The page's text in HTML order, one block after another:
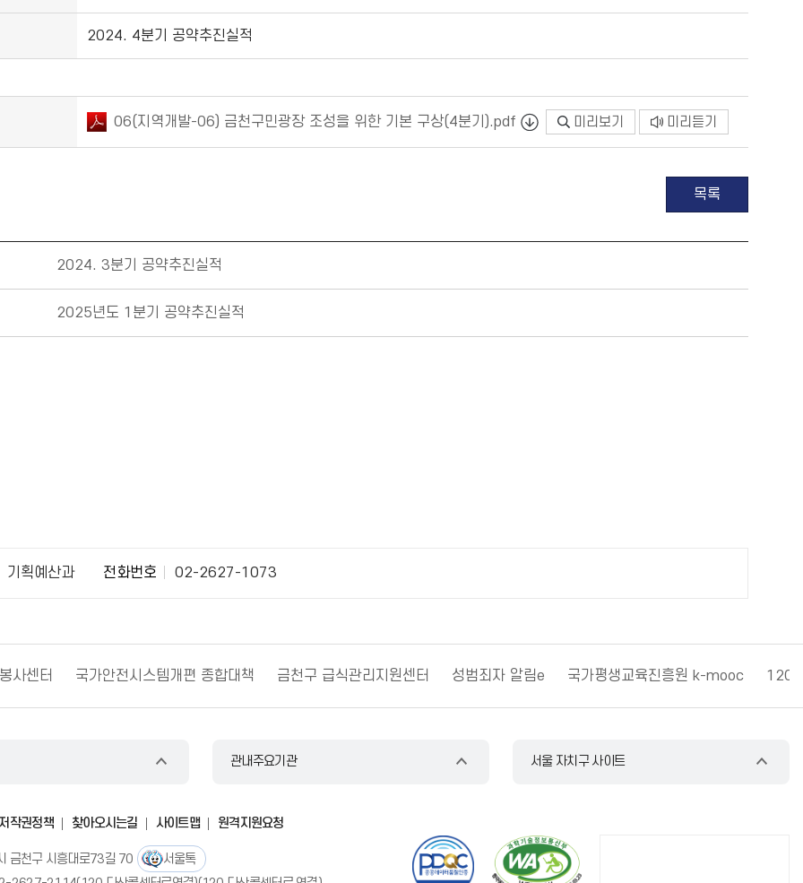
2024. 4분기 공약추진실적
06(지역개발-06) 금천구민광장 조성을 위한 기본 구상(4분기).pdf 미리보기 미리듣기
목록
2024. 3분기 공약추진실적
2025년도 1분기 공약추진실적
기획예산과 전화번호 02-2627-1073
사센터 국가안전시스템개편 종합대책 금천구 급식관리지원센터 성범죄자 알림e 국가평생교육진흥원 k-mooc 120
관내주요기관 서울 자치구 사이트
저작권정책 찾아오시는길 사이트맵 원격지원요청
금천구 시흥대로73길 70
서울톡